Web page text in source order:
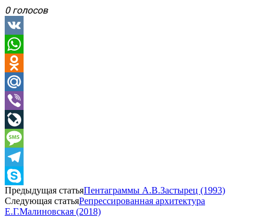
0 голосов
VK
WhatsApp
Odnoklassniki
Mail.Ru
Viber
LiveJournal
Message
Telegram
Skype
Предыдущая статьяПентаграммы А.В.Застырец (1993)
Следующая статьяРепрессированная архитектура
Е.Г.Малиновская (2018)